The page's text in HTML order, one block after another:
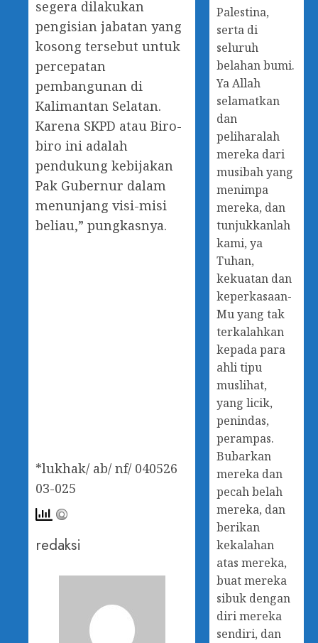
segera dilakukan
pengisian jabatan yang
kosong tersebut untuk
percepatan
pembangunan di
Kalimantan Selatan.
Karena SKPD atau Biro-
biro ini adalah
pendukung kebijakan
Pak Gubernur dalam
menunjang visi-misi
beliau,” pungkasnya.
*lukhak/ ab/ nf/ 040526
03-025
redaksi
Palestina,
serta di
seluruh
belahan bumi.
Ya Allah
selamatkan
dan
peliharalah
mereka dari
musibah yang
menimpa
mereka, dan
tunjukkanlah
kami, ya
Tuhan,
kekuatan dan
keperkasaan-
Mu yang tak
terkalahkan
kepada para
ahli tipu
muslihat,
yang licik,
penindas,
perampas.
Bubarkan
mereka dan
pecah belah
mereka, dan
berikan
kekalahan
atas mereka,
buat mereka
sibuk dengan
diri mereka
sendiri, dan